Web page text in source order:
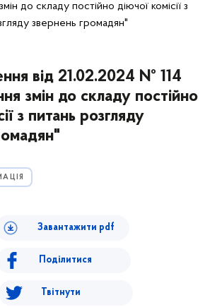
до складу постійно діючої комісії з
звернень громадян"
від 21.02.2024 № 114
змін до складу постійно
з питань розгляду
Завантажити pdf
Поділитися
Твітнути